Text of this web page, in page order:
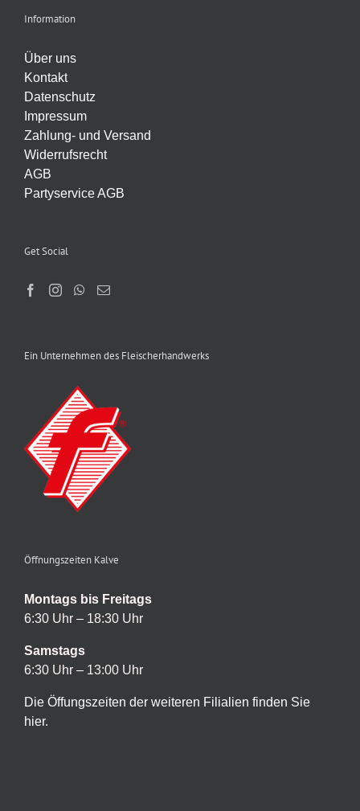
Information
Über uns
Kontakt
Datenschutz
Impressum
Zahlung- und Versand
Widerrufsrecht
AGB
Partyservice AGB
Get Social
Ein Unternehmen des Fleischerhandwerks
Öffnungszeiten Kalve
Montags bis Freitags
6:30 Uhr – 18:30 Uhr
Samstags
6:30 Uhr – 13:00 Uhr
Die Öffungszeiten der weiteren Filialien finden Sie
hier.